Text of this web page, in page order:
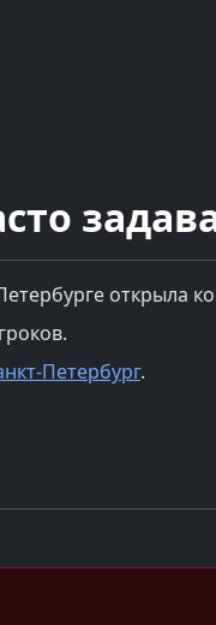
открыла
Петербург.